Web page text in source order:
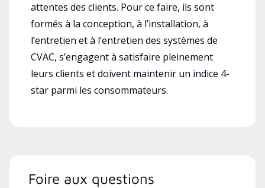
attentes des clients. Pour ce faire, ils sont
formés à la conception, à l’installation, à
l’entretien et à l’entretien des systèmes de
CVAC, s’engagent à satisfaire pleinement
leurs clients et doivent maintenir un indice 4-
star parmi les consommateurs.
Foire aux questions